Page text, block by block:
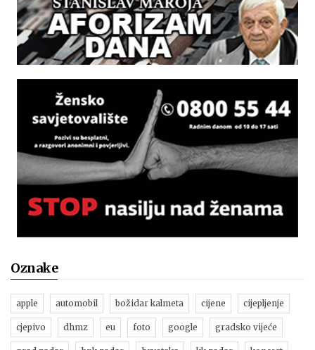
Oznake
apple automobil božidar kalmeta cijene cijepljenje
cjepivo dhmz eu foto google gradsko vijeće